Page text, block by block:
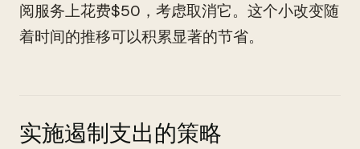
阅服务上花费$50，考虑取消它。这个小改变随
着时间的推移可以积累显著的节省。
实施遏制支出的策略